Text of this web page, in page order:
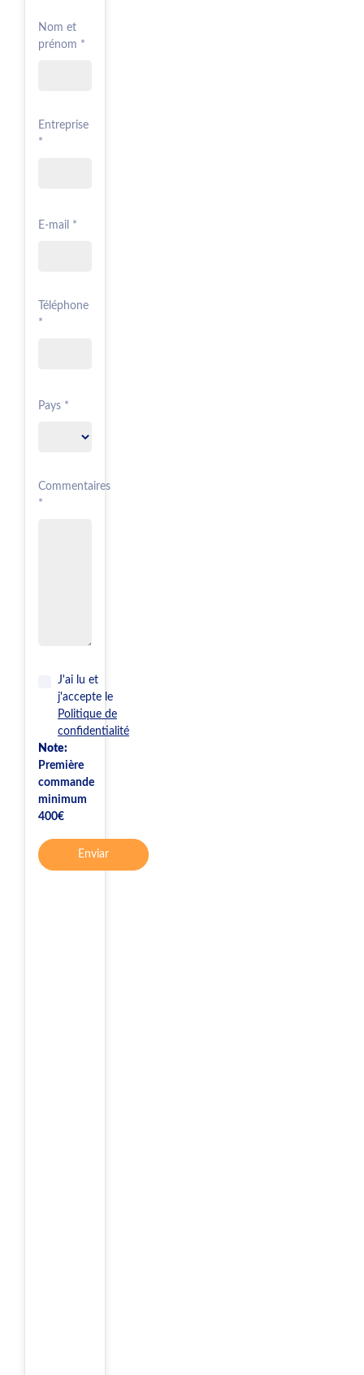
Nom et
prénom *
Entreprise
*
E-mail *
Téléphone
*
Pays *
Commentaires
*
J'ai lu et
j'accepte le
Politique de
confidentialité
Note:
Première
commande
minimum
400€
Enviar